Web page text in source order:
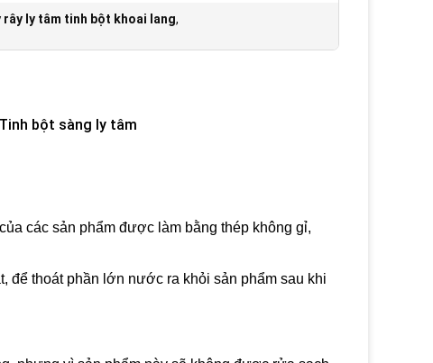
rây ly tâm tinh bột khoai lang,
bột sàng ly tâm
các sản phẩm được làm bằng thép không gỉ,
để thoát phần lớn nước ra khỏi sản phẩm sau khi